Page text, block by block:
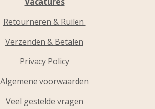
Retourneren & Ruilen
Verzenden & Betalen
Privacy Policy
Algemene voorwaarden
Veel gestelde vragen